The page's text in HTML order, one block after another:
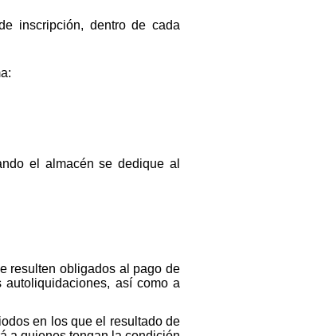
inscripción, dentro de cada
el almacén se dedique al
resulten obligados al pago de
autoliquidaciones, así como a
en los que el resultado de